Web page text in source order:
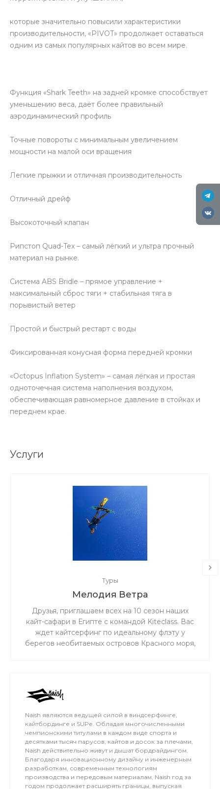
которые значительно повысили характеристики
производительности, «PIVOT» продолжает оставаться
одним из самых популярных кайтов во всем мире.
Функция «Shark Teeth» на задней кромке способствует
уменьшению веса, даёт более правильный
аэродинамический профиль
Точные повороты с минимальным увеличением
мощности на малой оси вращения
Легкие прыжки и отличная производительность
Отличный дрейф
Высокоточный клапан
Рипстоп Quad-Tex – самый лёгкий и ультра прочный
материал на рынке.
Система ABS Bridle – прямое управление +
максимальный сброс тяги + стабильная тяга в
порывистый ветер
Простой и быстрый рестарт с воды
Фиксированная конусная форма передней кромки
«Octopus Inflation System» – самая лёгкая и простая
одноточечная система наполнения воздухом,
обеспечивающая равномерное давление в стойках и
переднем крае.
Услуги
Туры
Мелодия Ветра
Друзья, приглашаем всех на 10 сезон наших
кайт-сафари в Египте с командой Kiteclass. Вас
ждет кайтсерфинг по идеальному флэту у
берегов необитаемых островов Красного моря,
Naish являются ведущей силой в виндсерфинге,
кайтбординге и SUPе. Обладая многочисленными
чемпионскими титулами в каждом виде спорта и
десятками тысяч парусов, кайтов и досок за плечами,
Naish действительно живут и дышат бордрайдингом.
Благодаря инновационному дизайну и инженерным
разработкам, современным технологиям
производства и передовым материалам, Naish год за
годом продолжает расширять границы, выпуская